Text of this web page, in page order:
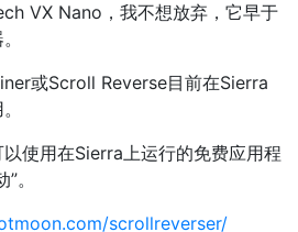
VX Nano，我不想放弃，它早于
或Scroll Reverse目前在Sierra
使用在Sierra上运行的免费应用程
。
scrollreverser/